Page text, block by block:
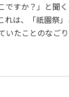
ですか？」と聞
れは、「祇園祭
たことのなごり